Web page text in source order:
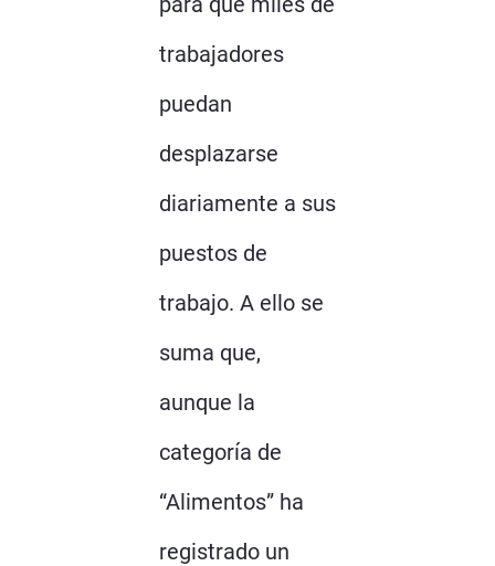
trabajadores
puedan
desplazarse
diariamente a sus
puestos de
trabajo. A ello se
suma que,
aunque la
categoría de
“Alimentos” ha
registrado un